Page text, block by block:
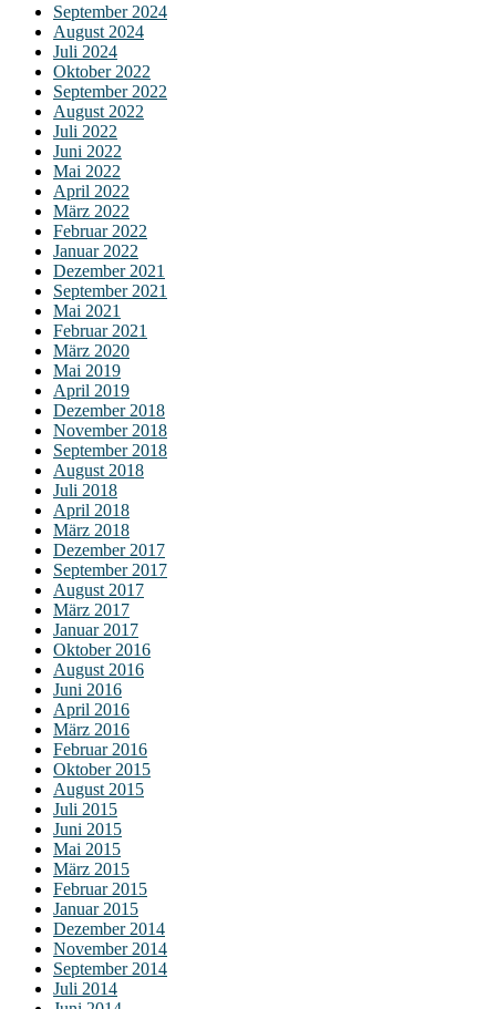
September 2024
August 2024
Juli 2024
Oktober 2022
September 2022
August 2022
Juli 2022
Juni 2022
Mai 2022
April 2022
März 2022
Februar 2022
Januar 2022
Dezember 2021
September 2021
Mai 2021
Februar 2021
März 2020
Mai 2019
April 2019
Dezember 2018
November 2018
September 2018
August 2018
Juli 2018
April 2018
März 2018
Dezember 2017
September 2017
August 2017
März 2017
Januar 2017
Oktober 2016
August 2016
Juni 2016
April 2016
März 2016
Februar 2016
Oktober 2015
August 2015
Juli 2015
Juni 2015
Mai 2015
März 2015
Februar 2015
Januar 2015
Dezember 2014
November 2014
September 2014
Juli 2014